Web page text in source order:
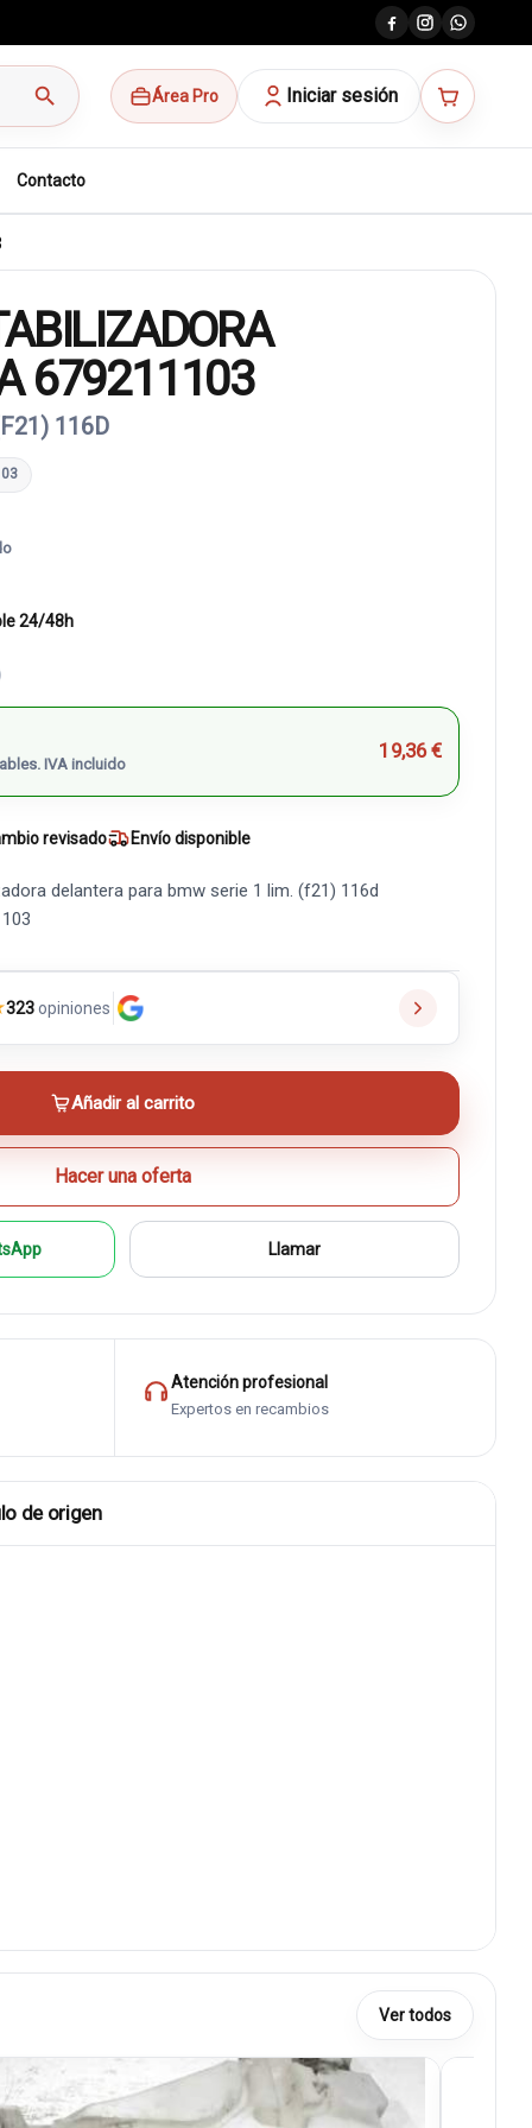
search Área Pro Iniciar sesión
Contacto
679211103
116D
24/48h
IVA incluido
19,36 €
revisado Envío disponible
delantera para bmw serie 1 lim. (f21) 116d
323opiniones
Añadir al carrito
Hacer una oferta
Llamar
Atención profesional
Expertos en recambios
de origen
Ver todos